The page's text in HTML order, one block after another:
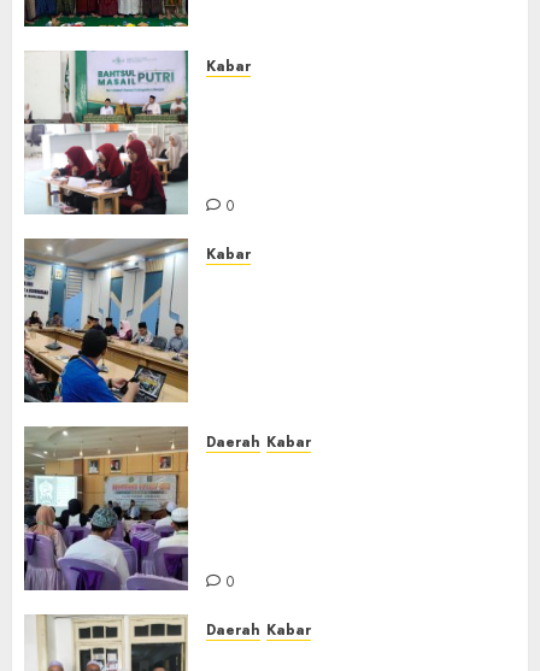
Kabar
0
Kabar
Daerah Kabar
0
Daerah Kabar